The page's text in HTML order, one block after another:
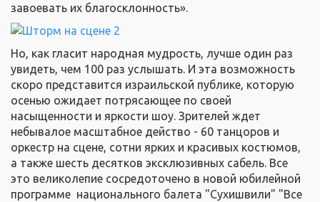
завоевать их благосклонность».
Но, как гласит народная мудрость, лучше один раз
увидеть, чем 100 раз услышать. И эта возможность
скоро представится израильской публике, которую
осенью ожидает потрясающее по своей
насыщенности и яркости шоу. Зрителей ждет
небывалое масштабное действо - 60 танцоров и
оркестр на сцене, сотни ярких и красивых костюмов,
а также шесть десятков эксклюзивных сабель. Все
это великолепие сосредоточено в новой юбилейной
программе национального балета "Сухишвили" "Все